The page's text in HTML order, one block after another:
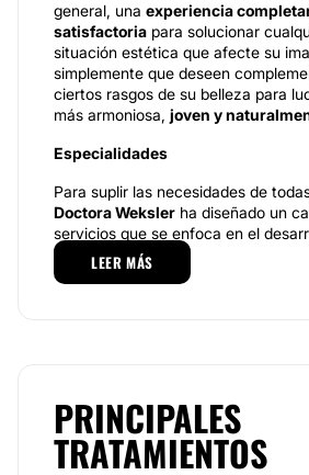
general, una experiencia
satisfactoria para solucionar
situación estética que afecte su
simplemente que deseen
ciertos rasgos de su belleza para
más armoniosa, joven y
Especialidades
Para suplir las necesidades de
Doctora Weksler ha diseñado un
servicios que se enfoca en el
tratamientos faciales, corporales y
ejemplo, para la zona del rostro,
expectativas del paciente. Otro de
más demandados es la
mesoterapia con peptonas, una
aplica directamente en la piel del
LEER MÁS
PRINCIPALES
TRATAMIENTOS